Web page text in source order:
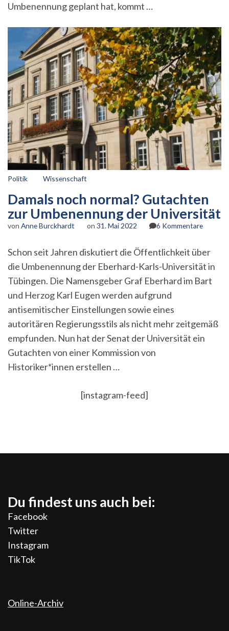
Umbenennung geplant hat, kommt …
Politik Wissenschaft
Damals noch normal? Gutachten
zur Umbenennung der Universität
von Anne Burckhardt on 31. Mai 2022 6 Kommentarezu
normal?
zur
Schon seit Jahren diskutiert die Öffentlichkeit über
die Umbenennung der Eberhard-Karls-Universität in
Tübingen. Die Namensgeber Graf Eberhard im Bart
und Herzog Karl Eugen werden aufgrund
antisemitischer Einstellungen sowie eines
autoritären Regierungsstils als nicht mehr zeitgemäß
empfunden. Nun hat der Senat der Universität ein
Gutachten von einer Kommission von
Historiker*innen erstellen …
[instagram-feed]
Du findest uns auch bei:
Facebook
Twitter
Instagram
TikTok
Online-Archiv